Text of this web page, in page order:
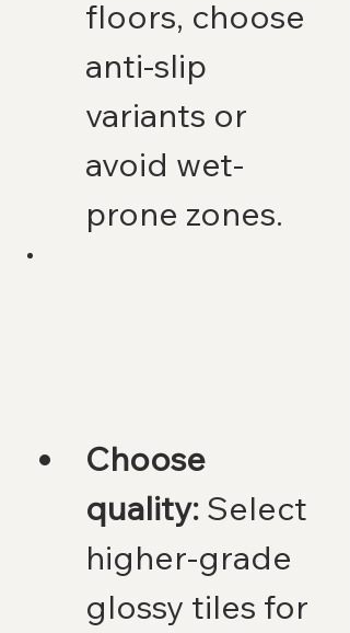
floors, choose
anti-slip
variants or
avoid wet-
prone zones.
Choose
quality: Select
higher-grade
glossy tiles for